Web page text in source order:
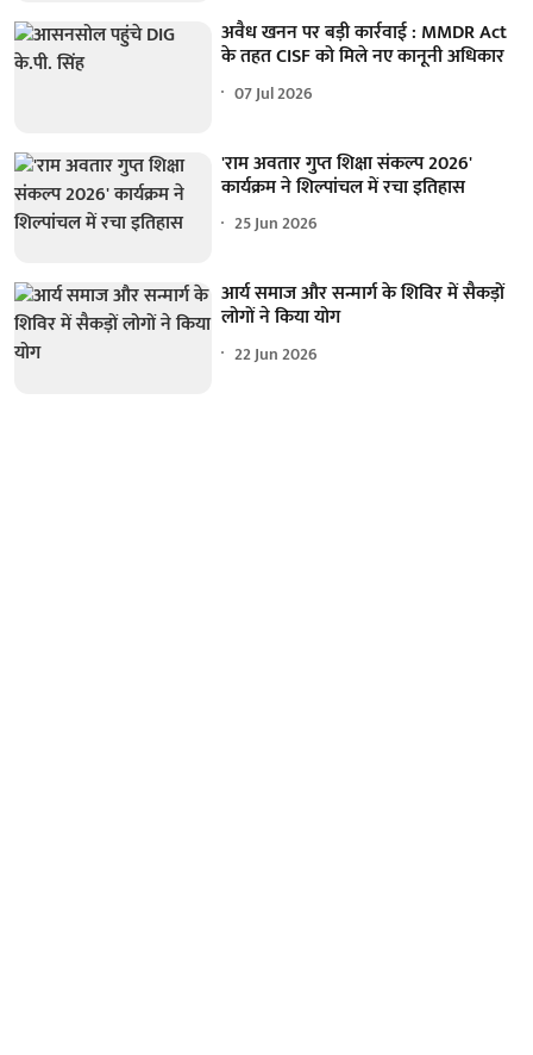
अवैध खनन पर बड़ी कार्रवाई : MMDR Act
के तहत CISF को मिले नए कानूनी अधिकार
07 Jul 2026
'राम अवतार गुप्त शिक्षा संकल्प 2026'
कार्यक्रम ने शिल्पांचल में रचा इतिहास
25 Jun 2026
आर्य समाज और सन्मार्ग के शिविर में सैकड़ों
लोगों ने किया योग
22 Jun 2026